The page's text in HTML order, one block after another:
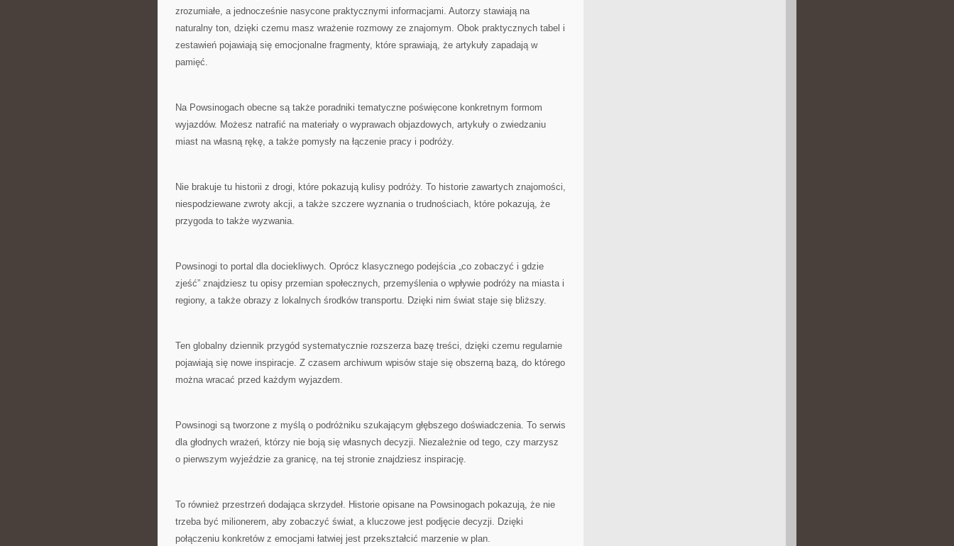
zrozumiałe, a jednocześnie nasycone praktycznymi informacjami. Autorzy stawiają na
naturalny ton, dzięki czemu masz wrażenie rozmowy ze znajomym. Obok praktycznych tabel i
zestawień pojawiają się emocjonalne fragmenty, które sprawiają, że artykuły zapadają w
pamięć.
Na Powsinogach obecne są także poradniki tematyczne poświęcone konkretnym formom
wyjazdów. Możesz natrafić na materiały o wyprawach objazdowych, artykuły o zwiedzaniu
miast na własną rękę, a także pomysły na łączenie pracy i podróży.
Nie brakuje tu historii z drogi, które pokazują kulisy podróży. To historie zawartych znajomości,
niespodziewane zwroty akcji, a także szczere wyznania o trudnościach, które pokazują, że
przygoda to także wyzwania.
Powsinogi to portal dla dociekliwych. Oprócz klasycznego podejścia „co zobaczyć i gdzie
zjeść” znajdziesz tu opisy przemian społecznych, przemyślenia o wpływie podróży na miasta i
regiony, a także obrazy z lokalnych środków transportu. Dzięki nim świat staje się bliższy.
Ten globalny dziennik przygód systematycznie rozszerza bazę treści, dzięki czemu regularnie
pojawiają się nowe inspiracje. Z czasem archiwum wpisów staje się obszerną bazą, do którego
można wracać przed każdym wyjazdem.
Powsinogi są tworzone z myślą o podróżniku szukającym głębszego doświadczenia. To serwis
dla głodnych wrażeń, którzy nie boją się własnych decyzji. Niezależnie od tego, czy marzysz
o pierwszym wyjeździe za granicę, na tej stronie znajdziesz inspirację.
To również przestrzeń dodająca skrzydeł. Historie opisane na Powsinogach pokazują, że nie
trzeba być milionerem, aby zobaczyć świat, a kluczowe jest podjęcie decyzji. Dzięki
połączeniu konkretów z emocjami łatwiej jest przekształcić marzenie w plan.